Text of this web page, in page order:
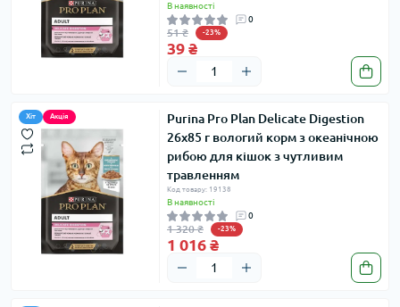
В наявності
0
51 ₴ -23%
39 ₴
Хіт Акція
Purina Pro Plan Delicate Digestion
26х85 г вологий корм з океанічною
рибою для кішок з чутливим
травленням
Код товару: 19138
В наявності
0
1 320 ₴ -23%
1 016 ₴